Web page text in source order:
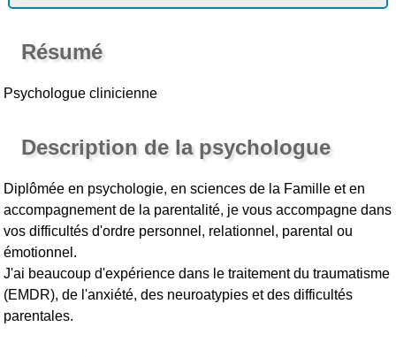
Résumé
Psychologue clinicienne
Description de la psychologue
Diplômée en psychologie, en sciences de la Famille et en
accompagnement de la parentalité, je vous accompagne dans
vos difficultés d'ordre personnel, relationnel, parental ou
émotionnel.
J'ai beaucoup d'expérience dans le traitement du traumatisme
(EMDR), de l'anxiété, des neuroatypies et des difficultés
parentales.